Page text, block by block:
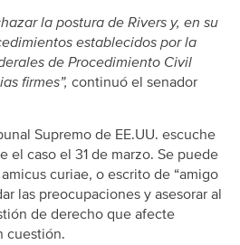
la postura de Rivers y, en su
establecidos por la
de Procedimiento Civil
firmes”, continuó el senador
Supremo de EE.UU. escuche
el caso el 31 de marzo. Se puede
curiae, o escrito de “amigo
las preocupaciones y asesorar al
de derecho que afecte
cuestión.